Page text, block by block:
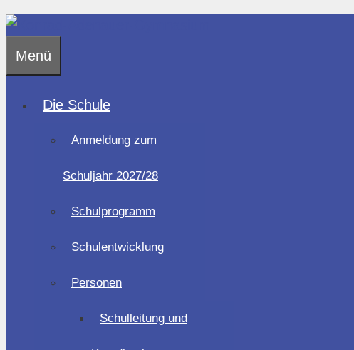
Menü
Die Schule
Anmeldung zum
Schuljahr 2027/28
Schulprogramm
Schulentwicklung
Personen
Schulleitung und